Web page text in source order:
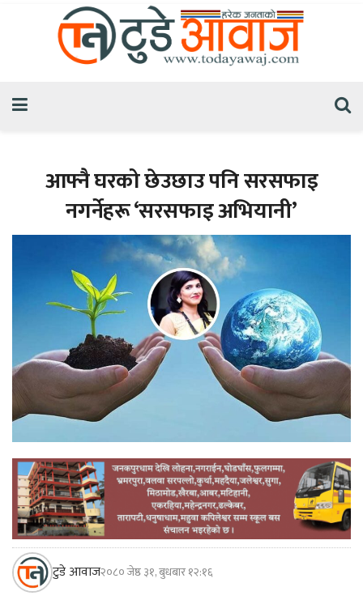
आफ्नै घरको छेउछाउ पनि सरसफाइ
नगर्नेहरू ‘सरसफाइ अभियानी’
टुडे आवाज२०८० जेष्ठ ३१, बुधबार १२:१६